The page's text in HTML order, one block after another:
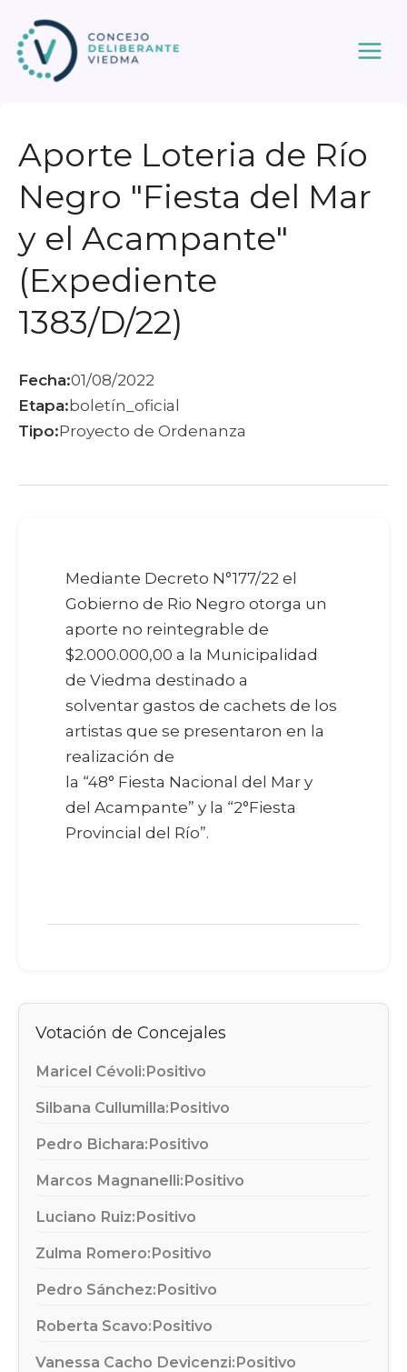
contenido
Aporte Loteria de Río
Negro "Fiesta del Mar
y el Acampante"
(Expediente
1383/D/22)
Fecha:01/08/2022
Etapa:boletín_oficial
Tipo:Proyecto de Ordenanza
Mediante Decreto N°177/22 el
Gobierno de Rio Negro otorga un
aporte no reintegrable de
$2.000.000,00 a la Municipalidad
de Viedma destinado a
solventar gastos de cachets de los
artistas que se presentaron en la
realización de
la “48° Fiesta Nacional del Mar y
del Acampante” y la “2°Fiesta
Provincial del Río”.
Votación de Concejales
Maricel Cévoli:Positivo
Silbana Cullumilla:Positivo
Pedro Bichara:Positivo
Marcos Magnanelli:Positivo
Luciano Ruiz:Positivo
Zulma Romero:Positivo
Pedro Sánchez:Positivo
Roberta Scavo:Positivo
Vanessa Cacho Devicenzi:Positivo